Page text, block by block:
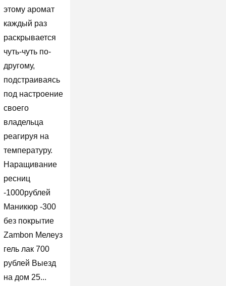
этому аромат
каждый раз
раскрывается
чуть-чуть по-
другому,
подстраиваясь
под настроение
своего
владельца
реагируя на
температуру.
Наращивание
ресниц
-1000рублей
Маникюр -300
без покрытие
Zambon Мелеуз
гель лак 700
рублей Выезд
на дом 25...